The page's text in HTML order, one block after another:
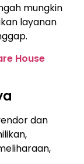
mungkin
layanan
House
dan